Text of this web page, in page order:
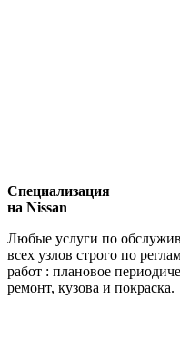
Специализация
на Nissan
Любые услуги по
всех узлов строго по
работ : плановое
ремонт, кузова и покраска.